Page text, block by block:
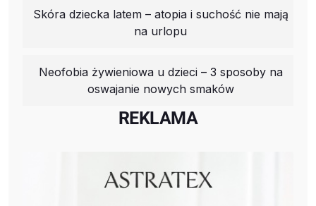
Skóra dziecka latem – atopia i suchość nie mają
na urlopu
Neofobia żywieniowa u dzieci – 3 sposoby na
oswajanie nowych smaków
REKLAMA